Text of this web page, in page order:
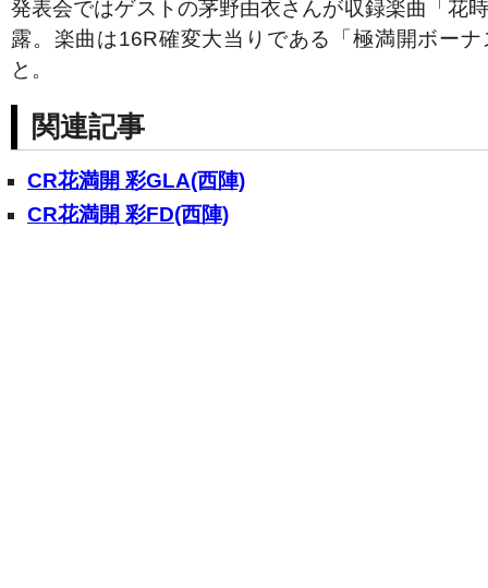
発表会ではゲストの茅野由衣さんが収録楽曲「花
露。楽曲は16R確変大当りである「極満開ボー
と。
関連記事
CR花満開 彩GLA(西陣)
CR花満開 彩FD(西陣)